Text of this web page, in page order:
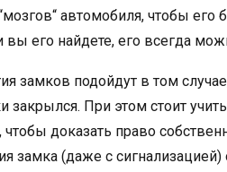
автомобиля, чтобы
его найдете, его всегда
замков подойдут в том
закрылся. При этом стоит
чтобы доказать право
замка (даже с